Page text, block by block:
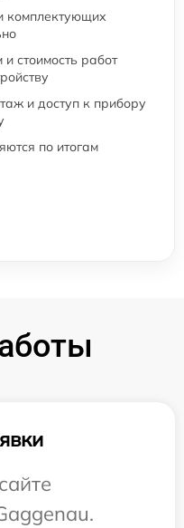
комплектующих
и стоимость работ
и доступ к прибору
по итогам